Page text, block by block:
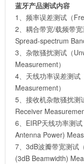
蓝牙产品测试内容
1、频率误差测试（
2、耦合带宽/载频带
Spread-spectrum
3、杂散骚扰测试（
Measurement）
4、天线功率误差测
Measurement）
5、接收机杂散骚扰
Receiver
6、EIRP天线功率测
Antenna Power)
7、3dB波瓣带宽测试
(3dB Beamwidth)